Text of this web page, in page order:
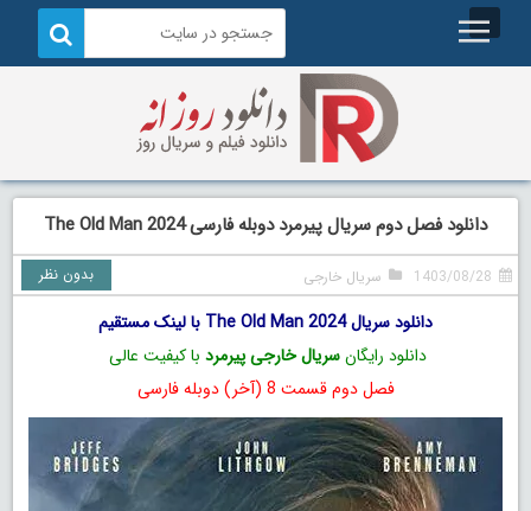
دانلود فصل دوم سریال پیرمرد دوبله فارسی The Old Man 2024
1403/08/28 سریال خارجی بدون نظر
دانلود سریال The Old Man 2024 با لینک مستقیم
دانلود رایگانسریال خارجی پیرمرد با کیفیت عالی
فصل دوم قسمت 8 (آخر) دوبله فارسی